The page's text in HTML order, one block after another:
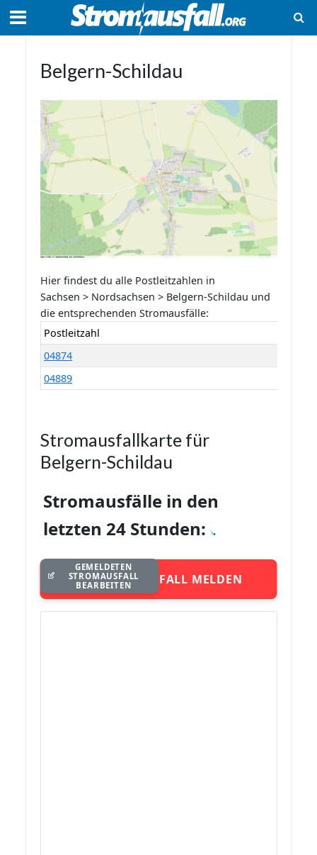
Belgern-Schildau
Hier findest du alle Postleitzahlen in
Sachsen > Nordsachsen > Belgern-Schildau und
die entsprechenden Stromausfälle:
Postleitzahl
04874
04889
Stromausfallkarte für
Belgern-Schildau
Stromausfälle in den
letzten 24 Stunden:
STROMAUSFALL MELDEN
GEMELDETEN
STROMAUSFALL
BEARBEITEN